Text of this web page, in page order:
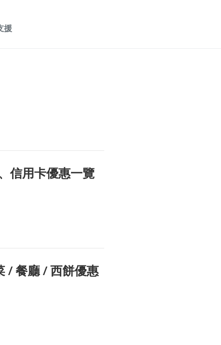
援
信用卡優惠一覽
/ 餐廳 / 西餅優惠